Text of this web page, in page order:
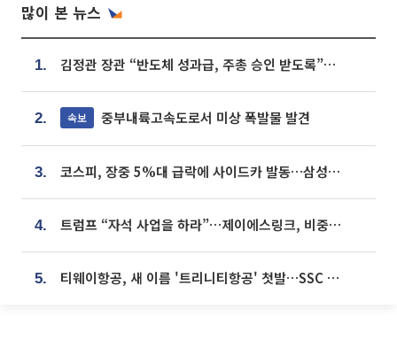
많이 본 뉴스
1. 김정관 장관 “반도체 성과급, 주총 승인 받도록”…상법·자본시장법 개정 시사
2. 속보 중부내륙고속도로서 미상 폭발물 발견
3. 코스피, 장중 5%대 급락에 사이드카 발동…삼성·SK 동반 폭락
4. 트럼프 “자석 사업을 하라”…제이에스링크, 비중국 영구자석 공급망 구축 속도
5. 티웨이항공, 새 이름 '트리니티항공' 첫발…SSC 전략 본격화